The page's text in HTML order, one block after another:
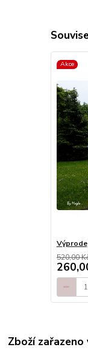
Akce
520,00
Zboží